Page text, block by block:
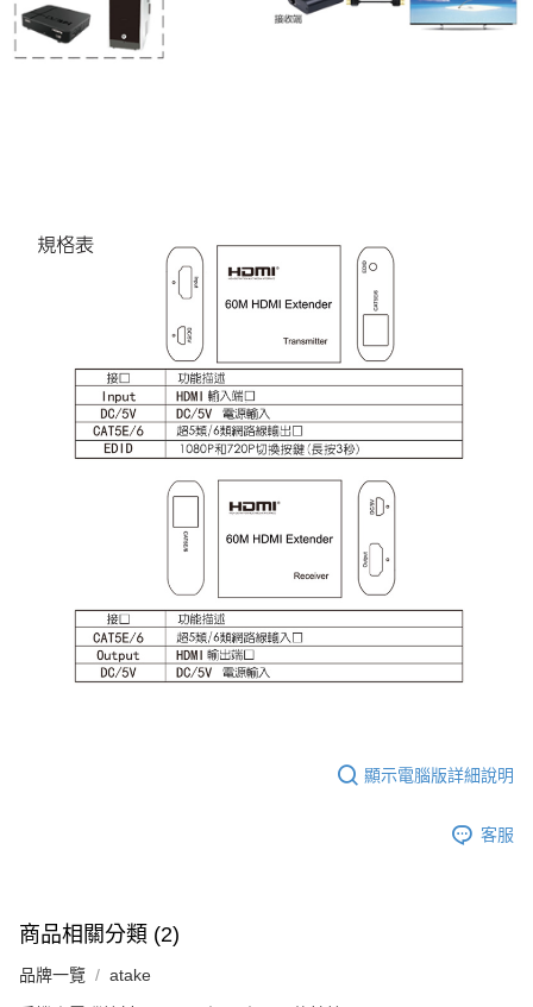
每筆NT$80，滿NT$899(含以上)免運費
顯示電腦版詳細說明
客服
商品相關分類 (2)
品牌一覽 atake